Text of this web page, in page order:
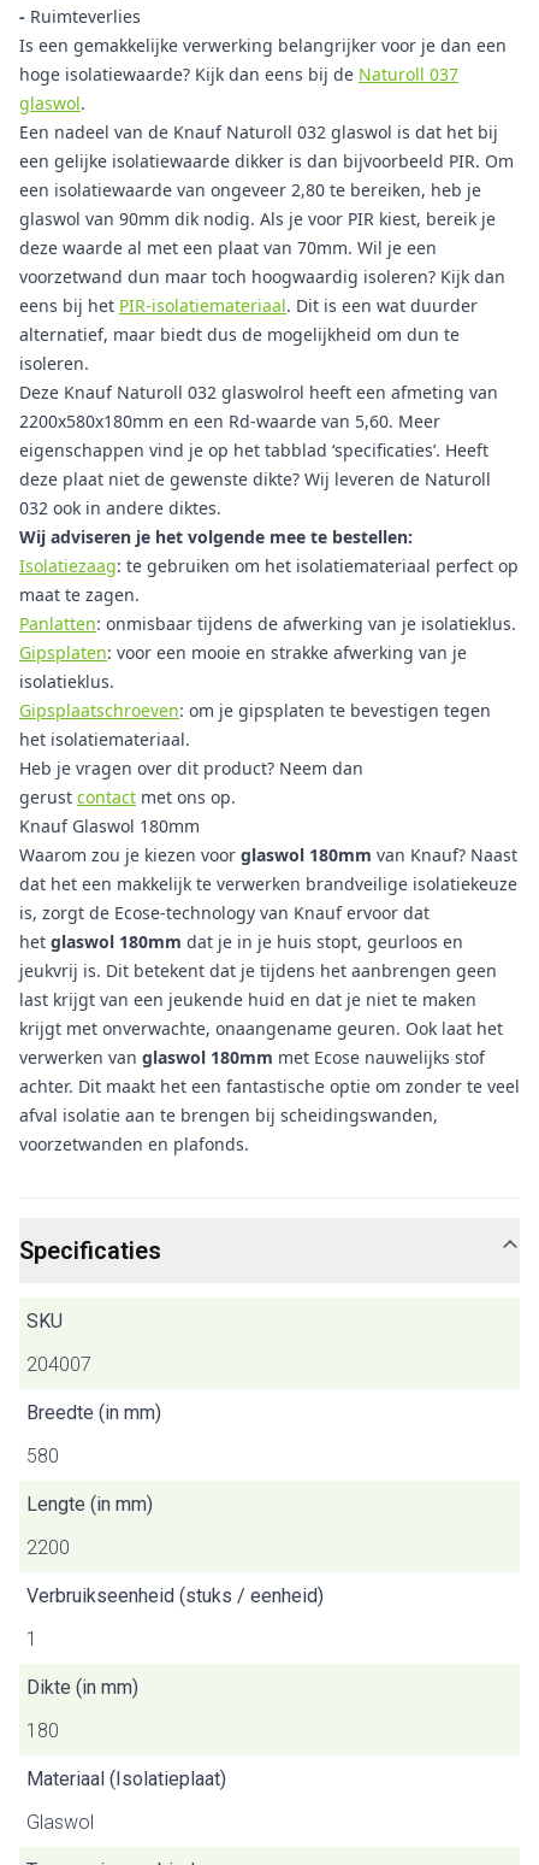
- Ruimteverlies
Is een gemakkelijke verwerking belangrijker voor je dan een
hoge isolatiewaarde? Kijk dan eens bij de Naturoll 037
glaswol.
Een nadeel van de Knauf Naturoll 032 glaswol is dat het bij
een gelijke isolatiewaarde dikker is dan bijvoorbeeld PIR. Om
een isolatiewaarde van ongeveer 2,80 te bereiken, heb je
glaswol van 90mm dik nodig. Als je voor PIR kiest, bereik je
deze waarde al met een plaat van 70mm. Wil je een
voorzetwand dun maar toch hoogwaardig isoleren? Kijk dan
eens bij het PIR-isolatiemateriaal. Dit is een wat duurder
alternatief, maar biedt dus de mogelijkheid om dun te
isoleren.
Deze Knauf Naturoll 032 glaswolrol heeft een afmeting van
2200x580x180mm en een Rd-waarde van 5,60. Meer
eigenschappen vind je op het tabblad ‘specificaties’. Heeft
deze plaat niet de gewenste dikte? Wij leveren de Naturoll
032 ook in andere diktes.
Wij adviseren je het volgende mee te bestellen:
Isolatiezaag: te gebruiken om het isolatiemateriaal perfect op
maat te zagen.
Panlatten: onmisbaar tijdens de afwerking van je isolatieklus.
Gipsplaten: voor een mooie en strakke afwerking van je
isolatieklus.
Gipsplaatschroeven: om je gipsplaten te bevestigen tegen
het isolatiemateriaal.
Heb je vragen over dit product? Neem dan
gerust contact met ons op.
Knauf Glaswol 180mm
Waarom zou je kiezen voor glaswol 180mm van Knauf? Naast
dat het een makkelijk te verwerken brandveilige isolatiekeuze
is, zorgt de Ecose-technology van Knauf ervoor dat
het glaswol 180mm dat je in je huis stopt, geurloos en
jeukvrij is. Dit betekent dat je tijdens het aanbrengen geen
last krijgt van een jeukende huid en dat je niet te maken
krijgt met onverwachte, onaangename geuren. Ook laat het
verwerken van glaswol 180mm met Ecose nauwelijks stof
achter. Dit maakt het een fantastische optie om zonder te veel
afval isolatie aan te brengen bij scheidingswanden,
voorzetwanden en plafonds.
Specificaties
SKU
204007
Breedte (in mm)
580
Lengte (in mm)
2200
Verbruikseenheid (stuks / eenheid)
1
Dikte (in mm)
180
Materiaal (Isolatieplaat)
Glaswol